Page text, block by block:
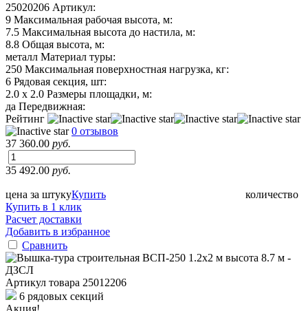
25020206 Артикул:
9 Максимальная рабочая высота, м:
7.5 Максимальная высота до настила, м:
8.8 Общая высота, м:
металл Материал туры:
250 Максимальная поверхностная нагрузка, кг:
6 Рядовая секция, шт:
2.0 х 2.0 Размеры площадки, м:
да Передвижная:
Рейтинг
0 отзывов
37 360.00 руб.
35 492.00 руб.
цена за штуку количество
Купить
Купить в 1 клик
Расчет доставки
Добавить в избранное
Сравнить
Артикул товара 25012206
6 рядовых секций
Акция!